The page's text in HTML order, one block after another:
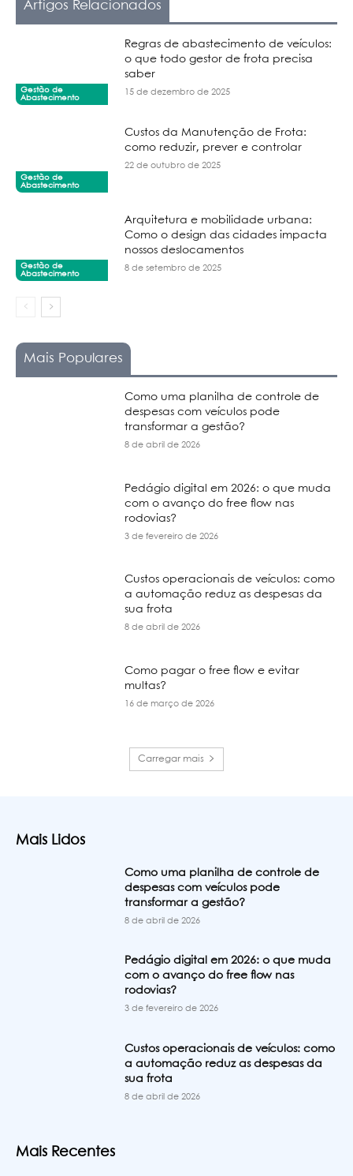
Artigos Relacionados
Gestão de
Abastecimento
Regras de abastecimento de veículos:
o que todo gestor de frota precisa
saber
15 de dezembro de 2025
Gestão de
Abastecimento
Custos da Manutenção de Frota:
como reduzir, prever e controlar
22 de outubro de 2025
Gestão de
Abastecimento
Arquitetura e mobilidade urbana:
Como o design das cidades impacta
nossos deslocamentos
8 de setembro de 2025
Mais Populares
Como uma planilha de controle de
despesas com veículos pode
transformar a gestão?
8 de abril de 2026
Pedágio digital em 2026: o que muda
com o avanço do free flow nas
rodovias?
3 de fevereiro de 2026
Custos operacionais de veículos: como
a automação reduz as despesas da
sua frota
8 de abril de 2026
Como pagar o free flow e evitar
multas?
16 de março de 2026
Carregar mais
Mais Lidos
Como uma planilha de controle de
despesas com veículos pode
transformar a gestão?
8 de abril de 2026
Pedágio digital em 2026: o que muda
com o avanço do free flow nas
rodovias?
3 de fevereiro de 2026
Custos operacionais de veículos: como
a automação reduz as despesas da
sua frota
8 de abril de 2026
Mais Recentes